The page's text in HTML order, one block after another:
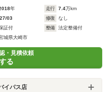
年 走行 7.4万km
03 修復
なし
証付 整備
法定整備付
城県大崎市
・見積依頼
る
イパス店